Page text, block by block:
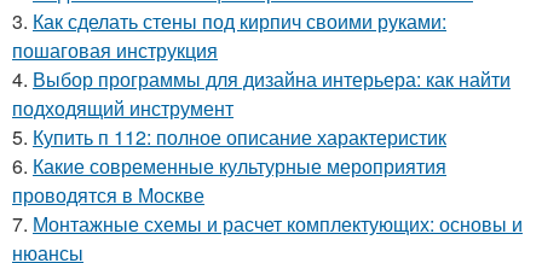
3. Как сделать стены под кирпич своими руками:
пошаговая инструкция
4. Выбор программы для дизайна интерьера: как найти
подходящий инструмент
5. Купить п 112: полное описание характеристик
6. Какие современные культурные мероприятия
проводятся в Москве
7. Монтажные схемы и расчет комплектующих: основы и
нюансы